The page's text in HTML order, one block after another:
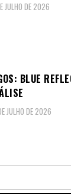
JULHO DE 2026
BLUE
JULHO DE 2026